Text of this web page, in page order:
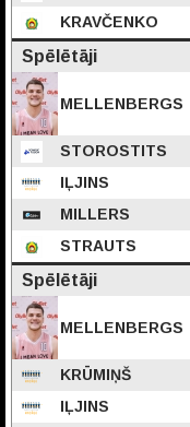
KRAVČENKO
Spēlētāji
MELLENBERGS
STOROSTITS
IĻJINS
MILLERS
STRAUTS
Spēlētāji
MELLENBERGS
KRŪMIŅŠ
IĻJINS